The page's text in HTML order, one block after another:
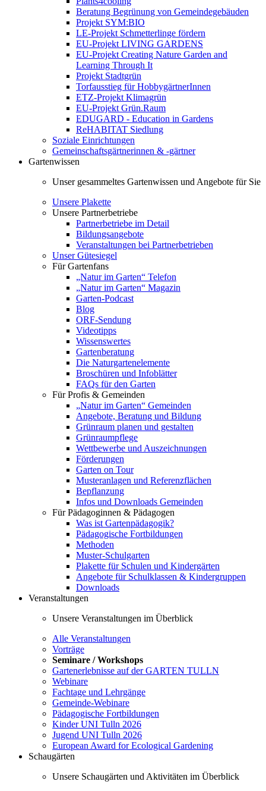
Beratung Begrünung von Gemeindegebäuden
Projekt SYM:BIO
LE-Projekt Schmetterlinge fördern
EU-Projekt LIVING GARDENS
EU-Projekt Creating Nature Garden and
Learning Through It
Projekt Stadtgrün
Torfausstieg für HobbygärtnerInnen
ETZ-Projekt Klimagrün
EU-Projekt Grün.Raum
EDUGARD - Education in Gardens
ReHABITAT Siedlung
Soziale Einrichtungen
Gemeinschaftsgärtnerinnen & -gärtner
Gartenwissen
Unser gesammeltes Gartenwissen und Angebote für Sie
Unsere Plakette
Unsere Partnerbetriebe
Partnerbetriebe im Detail
Bildungsangebote
Veranstaltungen bei Partnerbetrieben
Unser Gütesiegel
Für Gartenfans
„Natur im Garten“ Telefon
„Natur im Garten“ Magazin
Garten-Podcast
Blog
ORF-Sendung
Videotipps
Wissenswertes
Gartenberatung
Die Naturgartenelemente
Broschüren und Infoblätter
FAQs für den Garten
Für Profis & Gemeinden
„Natur im Garten“ Gemeinden
Angebote, Beratung und Bildung
Grünraum planen und gestalten
Grünraumpflege
Wettbewerbe und Auszeichnungen
Förderungen
Garten on Tour
Musteranlagen und Referenzflächen
Bepflanzung
Infos und Downloads Gemeinden
Für Pädagoginnen & Pädagogen
Was ist Gartenpädagogik?
Pädagogische Fortbildungen
Methoden
Muster-Schulgarten
Plakette für Schulen und Kindergärten
Angebote für Schulklassen & Kindergruppen
Downloads
Veranstaltungen
Unsere Veranstaltungen im Überblick
Alle Veranstaltungen
Vorträge
Seminare / Workshops
Gartenerlebnisse auf der GARTEN TULLN
Webinare
Fachtage und Lehrgänge
Gemeinde-Webinare
Pädagogische Fortbildungen
Kinder UNI Tulln 2026
Jugend UNI Tulln 2026
European Award for Ecological Gardening
Schaugärten
Unsere Schaugärten und Aktivitäten im Überblick